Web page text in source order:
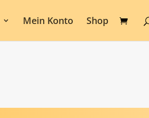
Mein Konto Shop